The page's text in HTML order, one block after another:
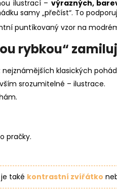
ilustrací – výrazných,
samy „přečíst“. To
puntíkovaný vzor na
rybkou“
klasických
srozumitelné – ilustrace.
pračky.
také kontrastní zvířátko